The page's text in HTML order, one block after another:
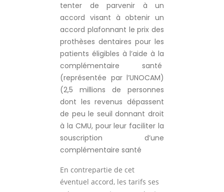
tenter de parvenir à un
accord visant à obtenir un
accord plafonnant le prix des
prothèses dentaires pour les
patients éligibles à l’aide à la
complémentaire santé
(représentée par l’UNOCAM)
(2,5 millions de personnes
dont les revenus dépassent
de peu le seuil donnant droit
à la CMU, pour leur faciliter la
souscription d’une
complémentaire santé
En contrepartie de cet
éventuel accord, les tarifs ses